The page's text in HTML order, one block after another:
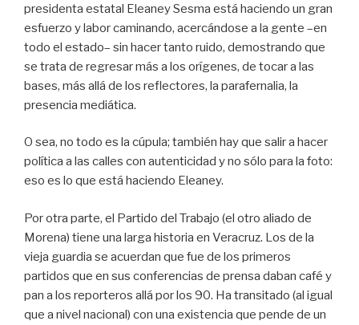
presidenta estatal Eleaney Sesma está haciendo un gran
esfuerzo y labor caminando, acercándose a la gente –en
todo el estado– sin hacer tanto ruido, demostrando que
se trata de regresar más a los orígenes, de tocar a las
bases, más allá de los reflectores, la parafernalia, la
presencia mediática.
O sea, no todo es la cúpula; también hay que salir a hacer
política a las calles con autenticidad y no sólo para la foto:
eso es lo que está haciendo Eleaney.
Por otra parte, el Partido del Trabajo (el otro aliado de
Morena) tiene una larga historia en Veracruz. Los de la
vieja guardia se acuerdan que fue de los primeros
partidos que en sus conferencias de prensa daban café y
pan a los reporteros allá por los 90. Ha transitado (al igual
que a nivel nacional) con una existencia que pende de un